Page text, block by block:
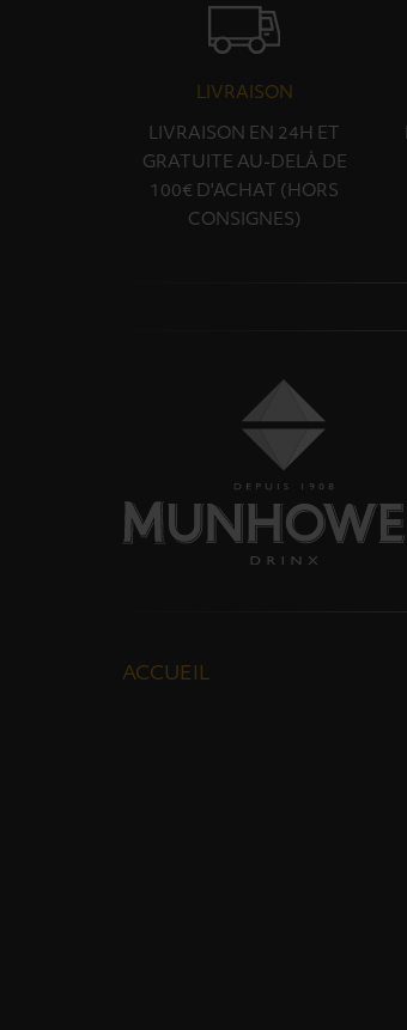
LIVRAISON
LIVRAISON EN 24H ET
GRATUITE AU-DELÀ DE
100€ D'ACHAT (HORS
CONSIGNES)
ACCUEIL